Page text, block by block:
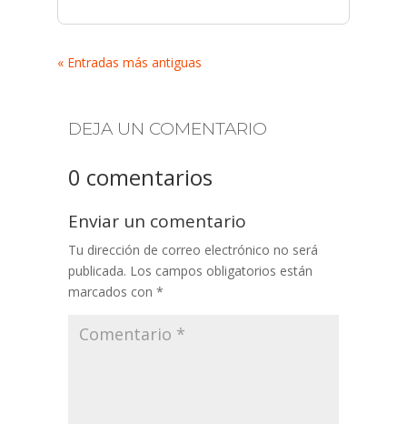
« Entradas más antiguas
DEJA UN COMENTARIO
0 comentarios
Enviar un comentario
Tu dirección de correo electrónico no será
publicada. Los campos obligatorios están
marcados con *